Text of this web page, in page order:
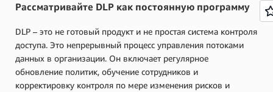
Рассматривайте DLP как постоянную программу
DLP – это не готовый продукт и не простая система контроля
доступа. Это непрерывный процесс управления потоками
данных в организации. Он включает регулярное
обновление политик, обучение сотрудников и
корректировку контроля по мере изменения рисков и